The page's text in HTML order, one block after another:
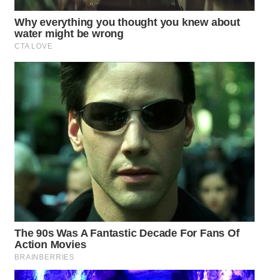
WN
DANAU
TOBA
NIAS
LANGKAT
WN
TAPANULI
SELATAN
WN
TANJUNG